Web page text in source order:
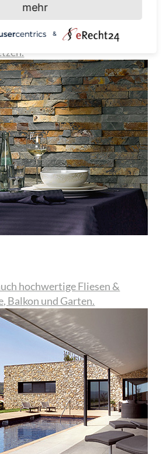
von Fliesen Veil
hochwertige Fliesen &
Balkon und Garten.
mehr
&